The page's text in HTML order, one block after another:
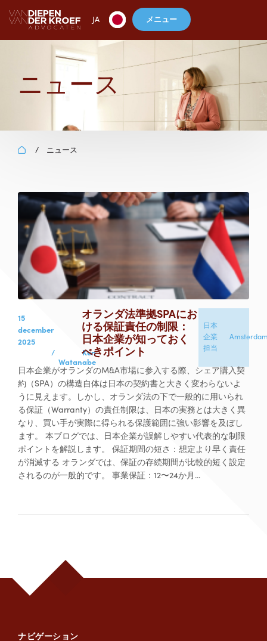
JA メニュー
ニュース
/ ニュース
15
december
2025
/
Ken
Watanabe
オランダ法準拠SPAにお
ける保証責任の制限：
日本企業が知っておく
べきポイント
日本
企業
担当
日本企業がオランダのM&A市場に参入する際、シェア購入契
約（SPA）の構造自体は日本の契約書と大きく変わらないよ
うに見えます。しかし、オランダ法の下で一般的に用いられ
る保証（Warranty）の責任制限は、日本の実務とは大きく異
なり、買い手が実際に得られる保護範囲に強い影響を及ぼし
ます。 本ブログでは、日本企業が誤解しやすい代表的な制限
ポイントを解説します。 保証期間の短さ：想定より早く責任
が消滅する オランダでは、保証の存続期間が比較的短く設定
されるのが一般的です。 事業保証：12〜24か月...
ナビゲーション